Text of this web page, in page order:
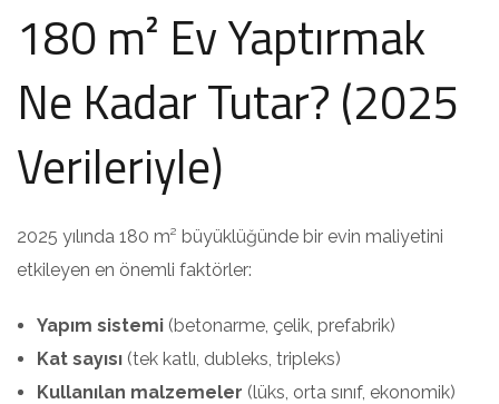
180 m² Ev Yaptırmak
Ne Kadar Tutar? (2025
Verileriyle)
2025 yılında 180 m² büyüklüğünde bir evin maliyetini
etkileyen en önemli faktörler:
Yapım sistemi (betonarme, çelik, prefabrik)
Kat sayısı (tek katlı, dubleks, tripleks)
Kullanılan malzemeler (lüks, orta sınıf, ekonomik)